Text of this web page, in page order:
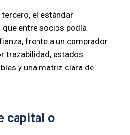
tercero, el estándar
que entre socios podía
frente a un comprador
trazabilidad, estados
y una matriz clara de
capital o